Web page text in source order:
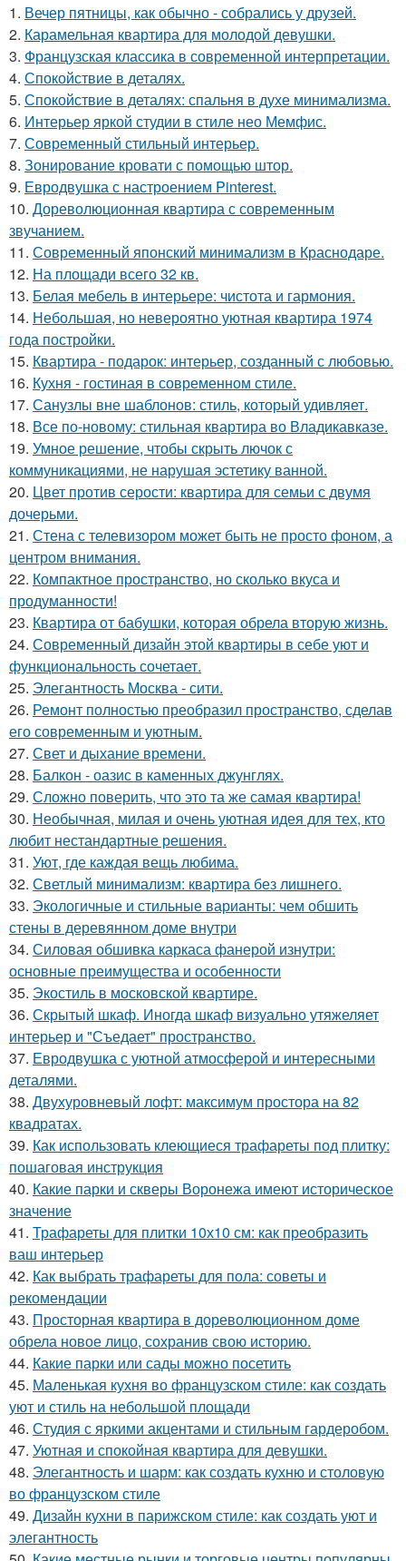
1. Вечер пятницы, как обычно - собрались у друзей.
2. Карамельная квартира для молодой девушки.
3. Французская классика в современной интерпретации.
4. Спокойствие в деталях.
5. Спокойствие в деталях: спальня в духе минимализма.
6. Интерьер яркой студии в стиле нео Мемфис.
7. Современный стильный интерьер.
8. Зонирование кровати с помощью штор.
9. Евродвушка с настроением Pinterest.
10. Дореволюционная квартира с современным
звучанием.
11. Современный японский минимализм в Краснодаре.
12. На площади всего 32 кв.
13. Белая мебель в интерьере: чистота и гармония.
14. Небольшая, но невероятно уютная квартира 1974
года постройки.
15. Квартира - подарок: интерьер, созданный с любовью.
16. Кухня - гостиная в современном стиле.
17. Санузлы вне шаблонов: стиль, который удивляет.
18. Все по-новому: стильная квартира во Владикавказе.
19. Умное решение, чтобы скрыть лючок с
коммуникациями, не нарушая эстетику ванной.
20. Цвет против серости: квартира для семьи с двумя
дочерьми.
21. Стена с телевизором может быть не просто фоном, а
центром внимания.
22. Компактное пространство, но сколько вкуса и
продуманности!
23. Квартира от бабушки, которая обрела вторую жизнь.
24. Современный дизайн этой квартиры в себе уют и
функциональность сочетает.
25. Элегантность Москва - сити.
26. Ремонт полностью преобразил пространство, сделав
его современным и уютным.
27. Свет и дыхание времени.
28. Балкон - оазис в каменных джунглях.
29. Сложно поверить, что это та же самая квартира!
30. Необычная, милая и очень уютная идея для тех, кто
любит нестандартные решения.
31. Уют, где каждая вещь любима.
32. Светлый минимализм: квартира без лишнего.
33. Экологичные и стильные варианты: чем обшить
стены в деревянном доме внутри
34. Силовая обшивка каркаса фанерой изнутри:
основные преимущества и особенности
35. Экостиль в московской квартире.
36. Скрытый шкаф. Иногда шкаф визуально утяжеляет
интерьер и "Съедает" пространство.
37. Евродвушка с уютной атмосферой и интересными
деталями.
38. Двухуровневый лофт: максимум простора на 82
квадратах.
39. Как использовать клеющиеся трафареты под плитку:
пошаговая инструкция
40. Какие парки и скверы Воронежа имеют историческое
значение
41. Трафареты для плитки 10х10 см: как преобразить
ваш интерьер
42. Как выбрать трафареты для пола: советы и
рекомендации
43. Просторная квартира в дореволюционном доме
обрела новое лицо, сохранив свою историю.
44. Какие парки или сады можно посетить
45. Маленькая кухня во французском стиле: как создать
уют и стиль на небольшой площади
46. Студия с яркими акцентами и стильным гардеробом.
47. Уютная и спокойная квартира для девушки.
48. Элегантность и шарм: как создать кухню и столовую
во французском стиле
49. Дизайн кухни в парижском стиле: как создать уют и
элегантность